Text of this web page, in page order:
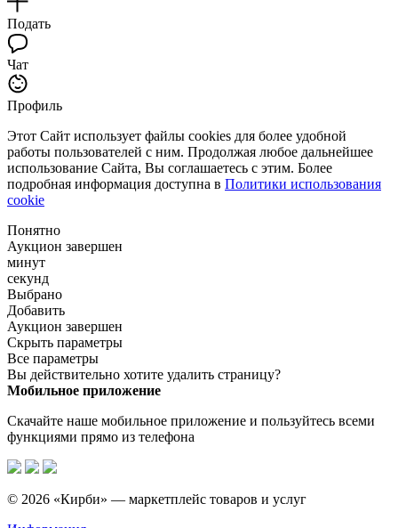
Подать
Чат
Профиль
Этот Сайт использует файлы cookies для более удобной
работы пользователей с ним. Продолжая любое дальнейшее
использование Сайта, Вы соглашаетесь с этим. Более
подробная информация доступна в Политики использования
cookie
Понятно
Аукцион завершен
минут
секунд
Выбрано
Добавить
Аукцион завершен
Скрыть параметры
Все параметры
Вы действительно хотите удалить страницу?
Мобильное приложение
Скачайте наше мобильное приложение и пользуйтесь всеми
функциями прямо из телефона
© 2026 «Кирби» — маркетплейс товаров и услуг